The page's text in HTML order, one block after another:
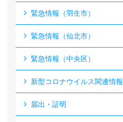
緊急情報（羽生市）
緊急情報（仙北市）
緊急情報（中央区）
新型コロナウイルス関連情報
届出・証明